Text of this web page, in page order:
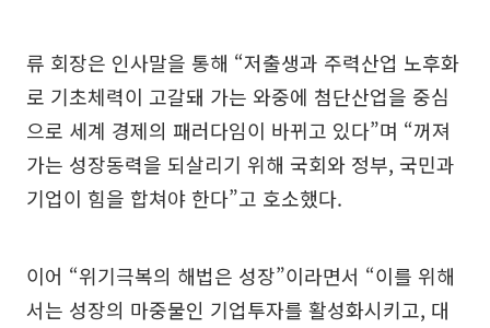
류 회장은 인사말을 통해 “저출생과 주력산업 노후화
로 기초체력이 고갈돼 가는 와중에 첨단산업을 중심
으로 세계 경제의 패러다임이 바뀌고 있다”며 “꺼져
가는 성장동력을 되살리기 위해 국회와 정부, 국민과
기업이 힘을 합쳐야 한다”고 호소했다.
이어 “위기극복의 해법은 성장”이라면서 “이를 위해
서는 성장의 마중물인 기업투자를 활성화시키고, 대